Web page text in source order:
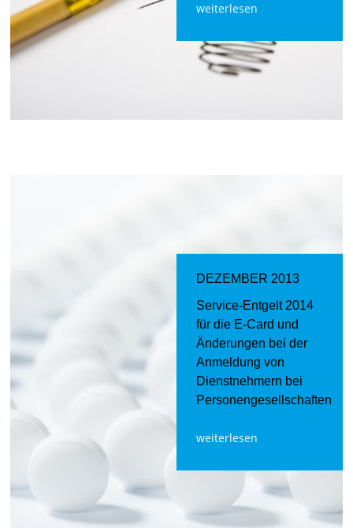
weiterlesen
DEZEMBER 2013
Service-Entgelt 2014
für die E-Card und
Änderungen bei der
Anmeldung von
Dienstnehmern bei
Personengesellschaften
weiterlesen